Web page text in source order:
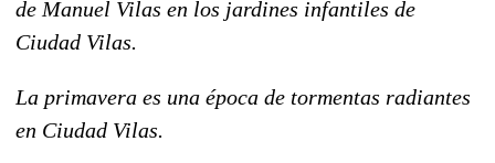
de Manuel Vilas en los jardines infantiles de
Ciudad Vilas.
La primavera es una época de tormentas radiantes
en Ciudad Vilas.